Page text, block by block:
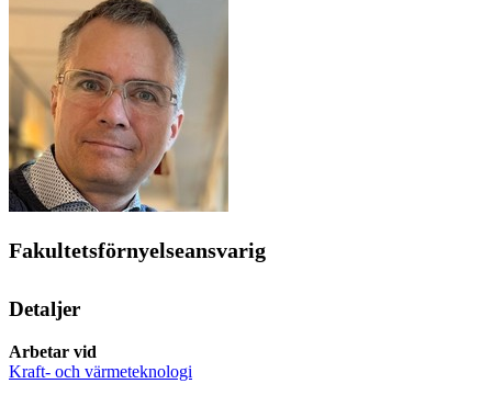
Fakultetsförnyelseansvarig
Detaljer
Arbetar vid
Kraft- och värmeteknologi